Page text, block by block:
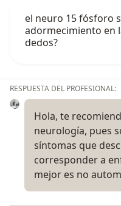
el neuro 15 fósforo
adormecimiento en
dedos?
RESPUESTA DEL PROFESIONAL:
Hola, te
neurología, pues
síntomas que
corresponder a
mejor es no